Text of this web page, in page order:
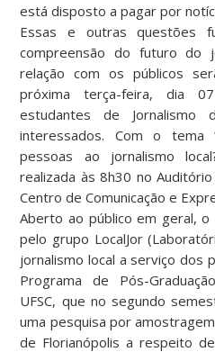
está disposto a pagar por
Essas e outras questões
compreensão do futuro do
relação com os públicos
próxima terça-feira, dia
estudantes de Jornalismo
interessados. Com o tema
pessoas ao jornalismo
realizada às 8h30 no
Centro de Comunicação e
Aberto ao público em geral,
pelo grupo LocalJor
jornalismo local a serviço dos
Programa de Pós-
UFSC, que no segundo
uma pesquisa por
de Florianópolis a respeito